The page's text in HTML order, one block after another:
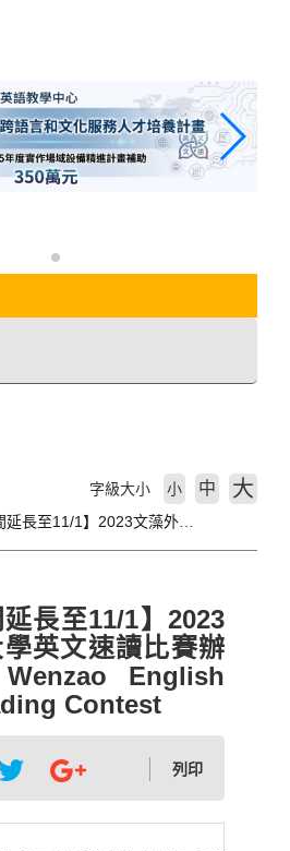
字級大小 小 中 大
延長至11/1】2023
英文速讀比賽辦
English
Contest
列印